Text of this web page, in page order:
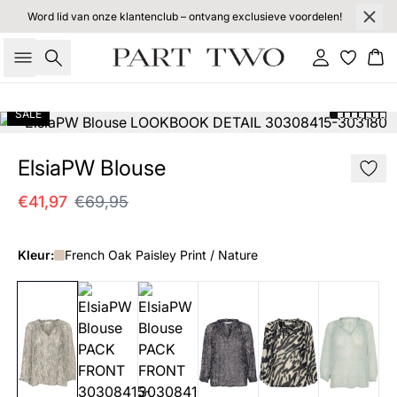
Word lid van onze klantenclub – ontvang exclusieve voordelen!
Zoeken Inloggen
SALE
ElsiaPW Blouse
€41,97 €69,95
Kleur: French Oak Paisley Print / Nature